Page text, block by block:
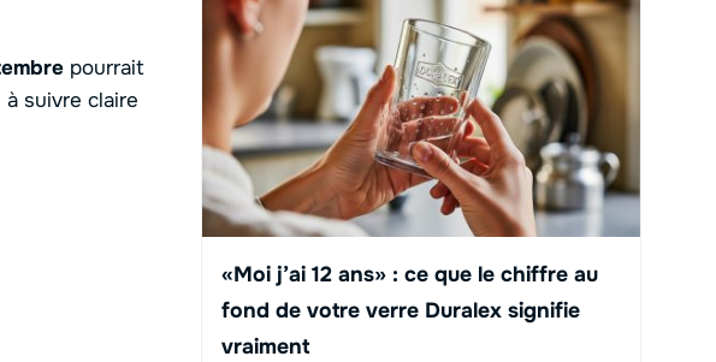
pourrait
suivre claire
«Moi j’ai 12 ans» : ce que le chiffre au
fond de votre verre Duralex signifie
vraiment